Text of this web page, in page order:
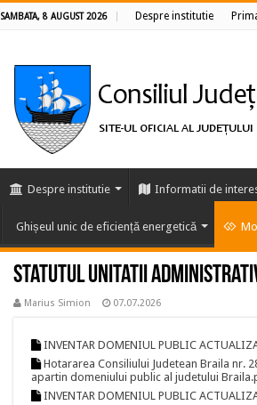
SAMBATA, 8 AUGUST 2026 Despre institutie
Despre institutie Informatii de
Ghișeul unic de eficiență energetică
Statutul Unitatii
Marius Simion 07.07.2026
INVENTAR DOMENIUL PUBLIC
Hotararea Consiliului Judetean Braila nr.
apartin domeniului public al judetului
INVENTAR DOMENIUL PUBLIC